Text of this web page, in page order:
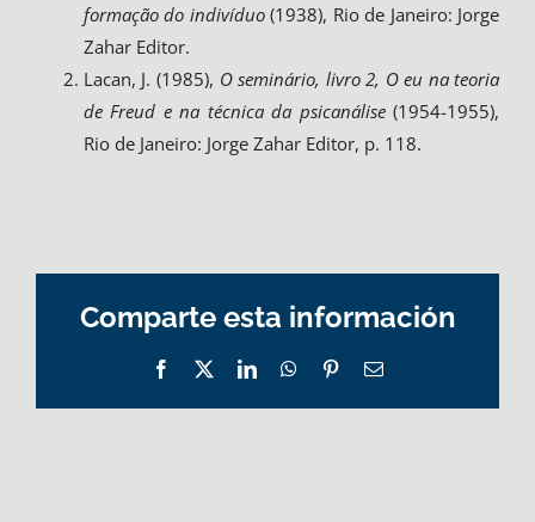
formação do indivíduo(1938), Rio de Janeiro: Jorge
Zahar Editor.
Lacan, J. (1985), O seminário, livro 2, O eu na teoria
de Freud e na técnica da psicanálise(1954-1955),
Rio de Janeiro: Jorge Zahar Editor, p. 118.
Comparte esta información
Facebook LinkedInWhatsApp
PinterestEmail